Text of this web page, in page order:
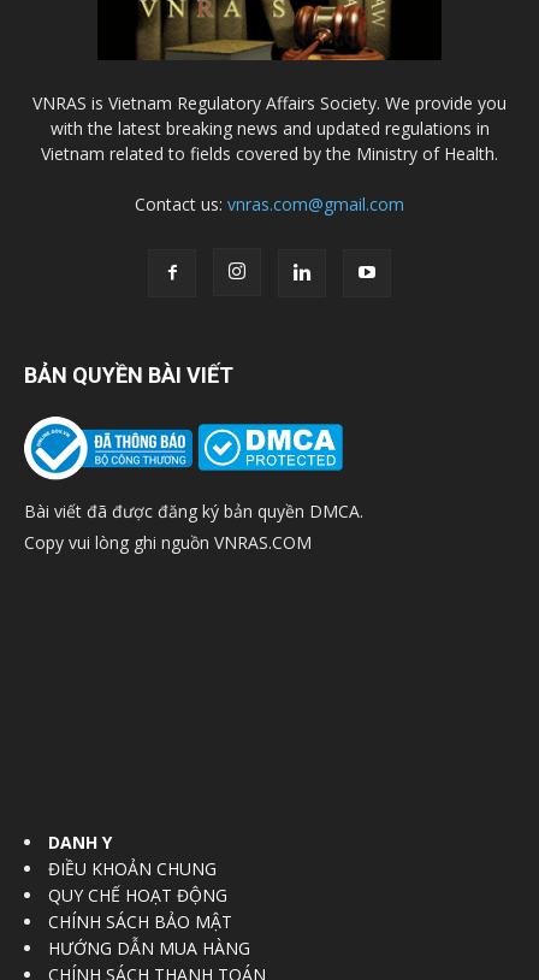
VNRAS is Vietnam Regulatory Affairs Society. We provide you
with the latest breaking news and updated regulations in
Vietnam related to fields covered by the Ministry of Health.
Contact us: vnras.com@gmail.com
BẢN QUYỀN BÀI VIẾT
Bài viết đã được đăng ký bản quyền DMCA.
Copy vui lòng ghi nguồn VNRAS.COM
DANH Y
ĐIỀU KHOẢN CHUNG
QUY CHẾ HOẠT ĐỘNG
CHÍNH SÁCH BẢO MẬT
HƯỚNG DẪN MUA HÀNG
CHÍNH SÁCH THANH TOÁN